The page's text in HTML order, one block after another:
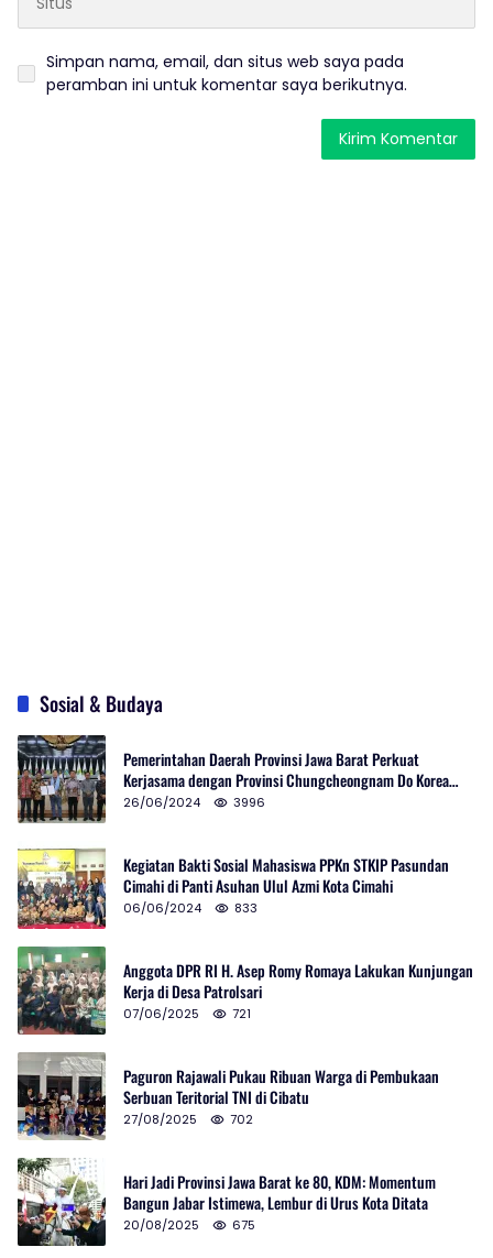
Simpan nama, email, dan situs web saya pada
peramban ini untuk komentar saya berikutnya.
Sosial & Budaya
Pemerintahan Daerah Provinsi Jawa Barat Perkuat
Kerjasama dengan Provinsi Chungcheongnam Do Korea
Selatan
26/06/2024 3996
Kegiatan Bakti Sosial Mahasiswa PPKn STKIP Pasundan
Cimahi di Panti Asuhan Ulul Azmi Kota Cimahi
06/06/2024 833
Anggota DPR RI H. Asep Romy Romaya Lakukan Kunjungan
Kerja di Desa Patrolsari
07/06/2025 721
Paguron Rajawali Pukau Ribuan Warga di Pembukaan
Serbuan Teritorial TNI di Cibatu
27/08/2025 702
Hari Jadi Provinsi Jawa Barat ke 80, KDM: Momentum
Bangun Jabar Istimewa, Lembur di Urus Kota Ditata
20/08/2025 675